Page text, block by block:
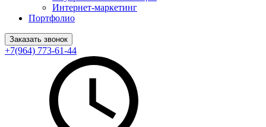
Интернет-маркетинг
Портфолио
Заказать звонок
+7(964) 773-61-44